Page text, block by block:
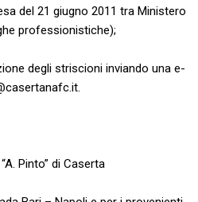
del 21 giugno 2011 tra Ministero
professionistiche);
degli striscioni inviando una e-
.
Pinto” di Caserta